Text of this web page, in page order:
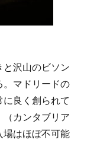
と沢山のビソン
。マドリードの
良く創られて
カンタブリア
場はほぼ不可能